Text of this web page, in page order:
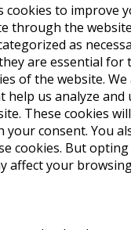
cookies to improve
through the
as
are essential for
of the website.
help us analyze
These cookies
your consent. You
cookies. But
affect your